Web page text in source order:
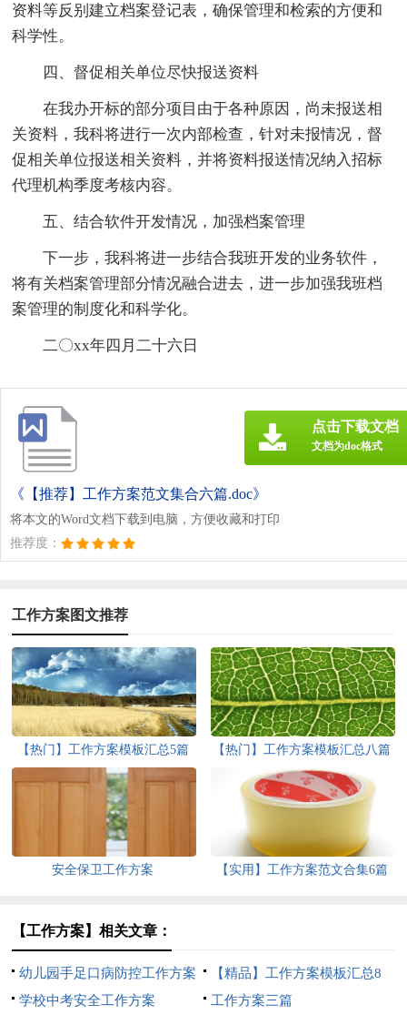
资料等反别建立档案登记表，确保管理和检索的方便和
科学性。
四、督促相关单位尽快报送资料
在我办开标的部分项目由于各种原因，尚未报送相
关资料，我科将进行一次内部检查，针对未报情况，督
促相关单位报送相关资料，并将资料报送情况纳入招标
代理机构季度考核内容。
五、结合软件开发情况，加强档案管理
下一步，我科将进一步结合我班开发的业务软件，
将有关档案管理部分情况融合进去，进一步加强我班档
案管理的制度化和科学化。
二〇xx年四月二十六日
《【推荐】工作方案范文集合六篇.doc》
将本文的Word文档下载到电脑，方便收藏和打印
推荐度：
点击下载文档
文档为doc格式
工作方案图文推荐
【热门】工作方案模板汇总5篇 【热门】工作方案模板汇总八篇
安全保卫工作方案 【实用】工作方案范文合集6篇
【工作方案】相关文章：
幼儿园手足口病防控工作方案
【精品】工作方案模板汇总8
篇
学校中考安全工作方案 工作方案三篇